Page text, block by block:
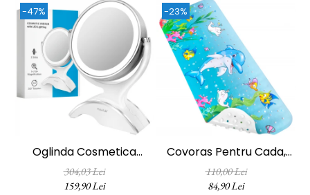
-47%
Oglinda Cosmetica
FizioTab®, Iluminata Led,
Dimabila, 2 Fete, Marire
304,03 Lei
159,90 Lei
-23%
Covoras Pentru Cada,
Anti-Alunecare,
FizioTab®, 100x40 Cm,
110,00 Lei
84,90 Lei